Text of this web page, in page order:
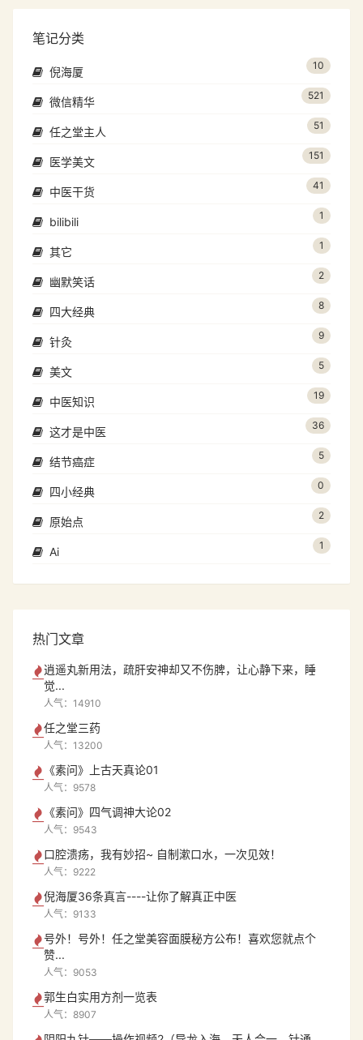
笔记分类
倪海厦 10
微信精华 521
任之堂主人 51
医学美文 151
中医干货 41
bilibili 1
其它 1
幽默笑话 2
四大经典 8
针灸 9
美文 5
中医知识 19
这才是中医 36
结节癌症 5
四小经典 0
原始点 2
Ai 1
热门文章
逍遥丸新用法，疏肝安神却又不伤脾，让心静下来，睡
觉...
人气：14910
任之堂三药
人气：13200
《素问》上古天真论01
人气：9578
《素问》四气调神大论02
人气：9543
口腔溃疡，我有妙招~ 自制漱口水，一次见效！
人气：9222
倪海厦36条真言----让你了解真正中医
人气：9133
号外！号外！任之堂美容面膜秘方公布！喜欢您就点个
赞...
人气：9053
郭生白实用方剂一览表
人气：8907